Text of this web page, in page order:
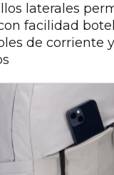
laterales
facilidad
de corriente